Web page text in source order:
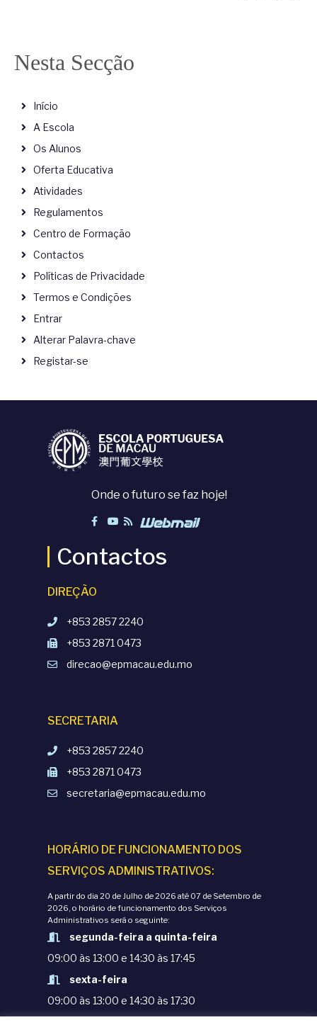
Nesta Secção
Início
A Escola
Os Alunos
Oferta Educativa
Atividades
Regulamentos
Centro de Formação
Contactos
Políticas de Privacidade
Termos e Condições
Entrar
Alterar Palavra-chave
Registar-se
Onde o futuro se faz hoje!
Contactos
DIREÇÃO
+853 2857 2240
+853 2871 0473
direcao@epmacau.edu.mo
SECRETARIA
+853 2857 2240
+853 2871 0473
secretaria@epmacau.edu.mo
HORÁRIO DE FUNCIONAMENTO DOS
SERVIÇOS ADMINISTRATIVOS:
A partir do dia 20 de Julho de 2026 até 07 de Setembro de
2026, o horário de funcionamento dos Serviços
Administrativos será o seguinte:
segunda-feira a quinta-feira
09:00 às 13:00 e 14:30 às 17:45
sexta-feira
09:00 às 13:00 e 14:30 às 17:30